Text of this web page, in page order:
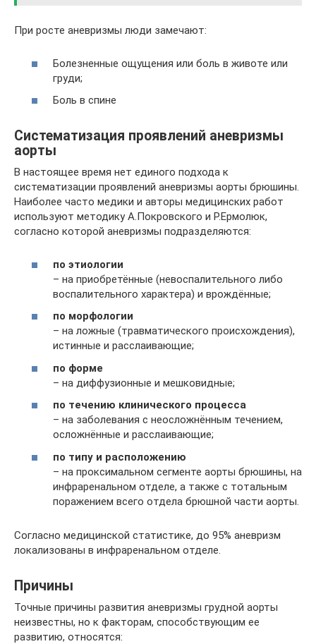
При росте аневризмы люди замечают:
Болезненные ощущения или боль в животе или
груди;
Боль в спине
Систематизация проявлений аневризмы
аорты
В настоящее время нет единого подхода к
систематизации проявлений аневризмы аорты брюшины.
Наиболее часто медики и авторы медицинских работ
используют методику А.Покровского и Р.Ермолюк,
согласно которой аневризмы подразделяются:
по этиологии
– на приобретённые (невоспалительного либо
воспалительного характера) и врождённые;
по морфологии
– на ложные (травматического происхождения),
истинные и расслаивающие;
по форме
– на диффузионные и мешковидные;
по течению клинического процесса
– на заболевания с неосложнённым течением,
осложнённые и расслаивающие;
по типу и расположению
– на проксимальном сегменте аорты брюшины, на
инфраренальном отделе, а также с тотальным
поражением всего отдела брюшной части аорты.
Согласно медицинской статистике, до 95% аневризм
локализованы в инфраренальном отделе.
Причины
Точные причины развития аневризмы грудной аорты
неизвестны, но к факторам, способствующим ее
развитию, относятся: